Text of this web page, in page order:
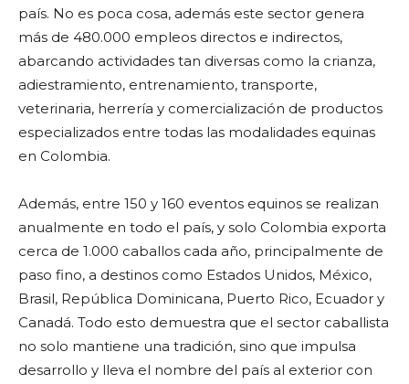
país. No es poca cosa, además este sector genera
más de 480.000 empleos directos e indirectos,
abarcando actividades tan diversas como la crianza,
adiestramiento, entrenamiento, transporte,
veterinaria, herrería y comercialización de productos
especializados entre todas las modalidades equinas
en Colombia.
Además, entre 150 y 160 eventos equinos se realizan
anualmente en todo el país, y solo Colombia exporta
cerca de 1.000 caballos cada año, principalmente de
paso fino, a destinos como Estados Unidos, México,
Brasil, República Dominicana, Puerto Rico, Ecuador y
Canadá. Todo esto demuestra que el sector caballista
no solo mantiene una tradición, sino que impulsa
desarrollo y lleva el nombre del país al exterior con